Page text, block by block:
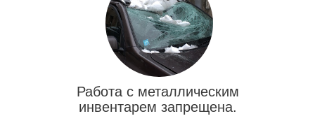
Работа с металлическим
инвентарем запрещена.